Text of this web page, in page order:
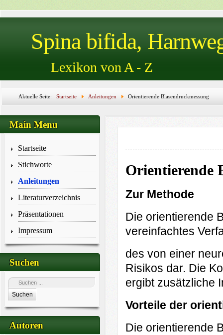
Spina bifida,
Lexikon von A - Z
Aktuelle Seite: Startseite Anleitungen Orientierende Blasendruckmessung
Main Menu
Startseite
Stichworte
Anleitungen
Literaturverzeichnis
Präsentationen
Impressum
Suchen
Suchen
Autoren
Orientierende
Zur Methode
Die orientierende
vereinfachtes
des von einer
Risikos dar. Die
ergibt zusätzliche
Vorteile der
Die orientierende